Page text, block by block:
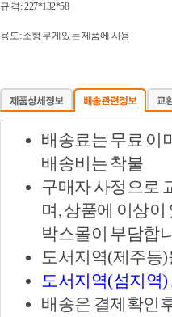
규 격 : 227*132*58
용도 : 소형 무게 있는 제품에 사용
배송료는 무료 이
배송비는 착불
구매자 사정으로
며, 상품에 이상
박스몰이 부담합
도서지역(제주등
도서지역(섬지역
배송은 결제확인